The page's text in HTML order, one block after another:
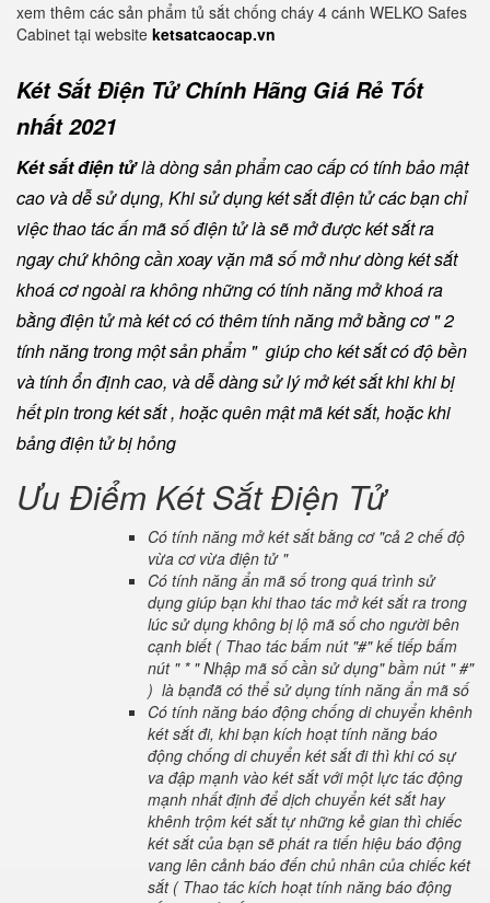
xem thêm các sản phẩm tủ sắt chống cháy 4 cánh WELKO Safes
Cabinet tại website ketsatcaocap.vn
Két Sắt Điện Tử Chính Hãng Giá Rẻ Tốt
nhất 2021
Két sắt điện tửlà dòng sản phẩm cao cấp có tính bảo mật
cao và dễ sử dụng, Khi sử dụng két sắt điện tử các bạn chỉ
việc thao tác ấn mã số điện tử là sẽ mở được két sắt ra
ngay chứ không cần xoay vặn mã số mở như dòng két sắt
khoá cơ ngoài ra không những có tính năng mở khoá ra
bằng điện tử mà két có có thêm tính năng mở bằng cơ " 2
tính năng trong một sản phẩm " giúp cho két sắt có độ bền
và tính ổn định cao, và dễ dàng sử lý mở két sắt khi khi bị
hết pin trong két sắt , hoặc quên mật mã két sắt, hoặc khi
bảng điện tử bị hỏng
Ưu Điểm Két Sắt Điện Tử
Có tính năng mở két sắt bằng cơ "cả 2 chế độ
vừa cơ vừa điện tử "
Có tính năng ẩn mã số trong quá trình sử
dụng giúp bạn khi thao tác mở két sắt ra trong
lúc sử dụng không bị lộ mã số cho người bên
cạnh biết ( Thao tác bấm nút "#" kế tiếp bấm
nút " * " Nhập mã số cần sử dụng" bầm nút " #"
) là bạnđã có thể sử dụng tính năng ẩn mã số
Có tính năng báo động chống di chuyển khênh
két sắt đi, khi bạn kích hoạt tính năng báo
động chống di chuyển két sắt đi thì khi có sự
va đập mạnh vào két sắt với một lực tác động
mạnh nhất định để dịch chuyển két sắt hay
khênh trộm két sắt tự những kẻ gian thì chiếc
két sắt của bạn sẽ phát ra tiến hiệu báo động
vang lên cảnh báo đến chủ nhân của chiếc két
sắt ( Thao tác kích hoạt tính năng báo động